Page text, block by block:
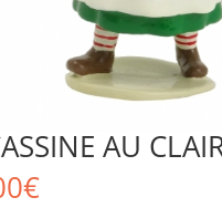
AU
€